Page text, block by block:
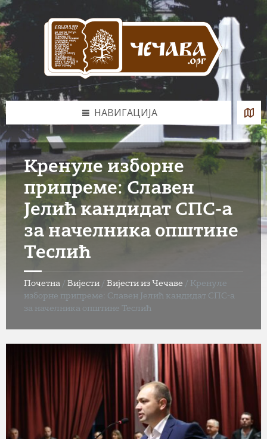
Skip
to
content
Skip
to
left
sidebar
Skip
to
footer
НАВИГАЦИЈА
Кренуле изборне
припреме: Славен
Јелић кандидат СПС-а
за начелника општине
Теслић
Почетна / Вијести / Вијести из Чечаве / Кренуле
изборне припреме: Славен Јелић кандидат СПС-а
за начелника општине Теслић